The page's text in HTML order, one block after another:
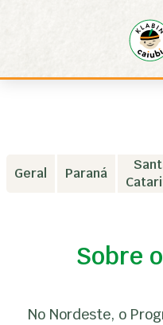
Geral Paraná
Sobre
No Nordeste, o